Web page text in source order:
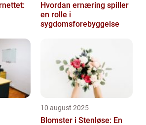
Hvordan ernæring spiller
en rolle i
sygdomsforebyggelse
10 august 2025
Blomster i Stenløse: En